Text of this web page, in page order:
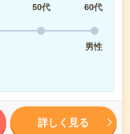
50代
60代
男性
詳しく見る